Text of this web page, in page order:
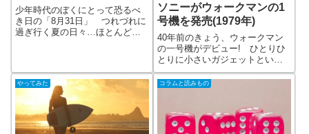
少年時代のぼくにとって恐るべ
き日の「8月31日」 つれづれに
過ぎ行く夏の日々…ほとんど何
ったら 8月32日があったらなな
どと思ってみても、あとの祭り
ソニーがウォークマンの1
号機を発売(1979年)
40年前のきょう、ウォークマン
の一号機がデビュー! ひとりひ
とりに小さいガジェットという
時代の到来を予感させていたの
か!? スマホ全盛の時代ではある
やってみた コラムと読みもの